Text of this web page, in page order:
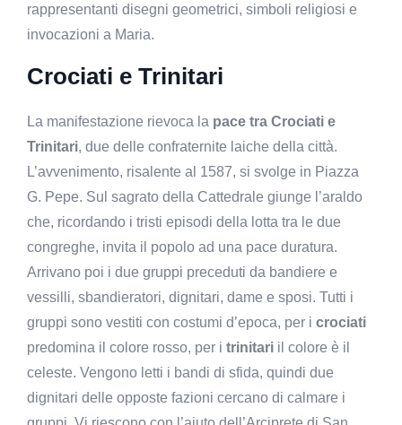
rappresentanti disegni geometrici, simboli religiosi e
invocazioni a Maria.
Crociati e Trinitari
La manifestazione rievoca la pace tra Crociati e
Trinitari, due delle confraternite laiche della città.
L’avvenimento, risalente al 1587, si svolge in Piazza
G. Pepe. Sul sagrato della Cattedrale giunge l’araldo
che, ricordando i tristi episodi della lotta tra le due
congreghe, invita il popolo ad una pace duratura.
Arrivano poi i due gruppi preceduti da bandiere e
vessilli, sbandieratori, dignitari, dame e sposi. Tutti i
gruppi sono vestiti con costumi d’epoca, per i crociati
predomina il colore rosso, per i trinitari il colore è il
celeste. Vengono letti i bandi di sfida, quindi due
dignitari delle opposte fazioni cercano di calmare i